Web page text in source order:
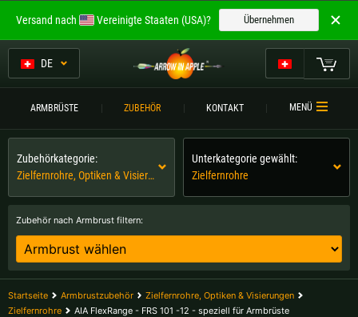
DE
ARMBRÜSTE ZUBEHÖR KONTAKT MENÜ
Zubehör nach Armbrust filtern:
Zubehörkategorie:
Zielfernrohre, Optiken & Visierungen
Unterkategorie gewählt:
Zielfernrohre
Startseite Armbrustzubehör
Zielfernrohre, Optiken & Visierungen
Zielfernrohre
AIA FlexRange - FRS 101 -12 - speziell für Armbrüste
Willkommen bei
ARROW IN APPLE
Die besten Armbrüste.
Bitte wählen Sie Ihre Sprache aus:
Englisch Deutsch (DE)
Deutsch (AT) Deutsch (CH)
Bitte wählen Sie Ihre Versandregion:
Belgien |€ Bulgarien |лв
Versand nach Vereinigte Staaten (USA)? Übernehmen
Mein Warenkorb
ARMBRÜSTE
ARMBRUSTVERGLEICH
ZUBEHÖR
KONTAKT